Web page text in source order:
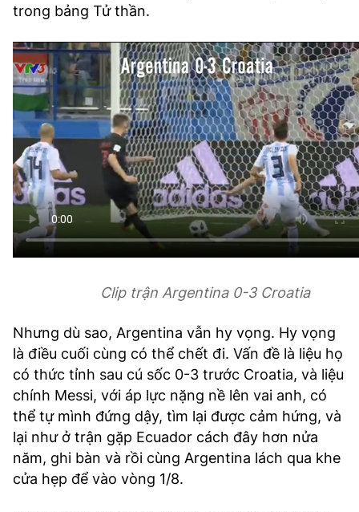
trong bảng Tử thần.
Clip trận Argentina 0-3 Croatia
Nhưng dù sao, Argentina vẫn hy vọng. Hy vọng
là điều cuối cùng có thể chết đi. Vấn đề là liệu họ
có thức tỉnh sau cú sốc 0-3 trước Croatia, và liệu
chính Messi, với áp lực nặng nề lên vai anh, có
thể tự mình đứng dậy, tìm lại được cảm hứng, và
lại như ở trận gặp Ecuador cách đây hơn nửa
năm, ghi bàn và rồi cùng Argentina lách qua khe
cửa hẹp để vào vòng 1/8.